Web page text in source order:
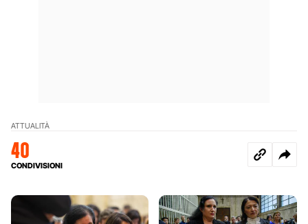
ATTUALITÀ
40
CONDIVISIONI